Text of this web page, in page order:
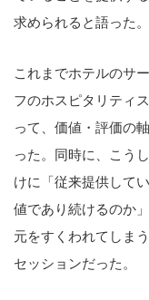
求められると語った。
これまでホテルのサ
フのホスピタリティ
って、価値・評価の
った。同時に、こう
けに「従来提供して
値であり続けるのか
元をすくわれてしま
セッションだった。